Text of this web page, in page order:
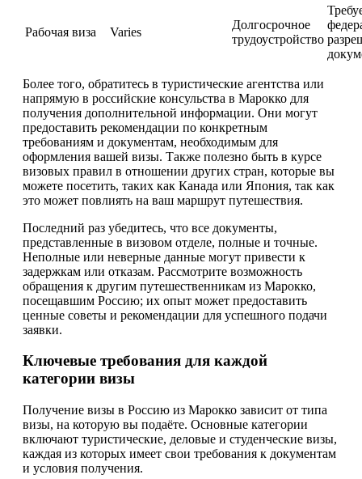
Рабочая виза Varies
Долгосрочное
трудоустройство
Более того, обратитесь в туристические агентства или
напрямую в российские консульства в Марокко для
получения дополнительной информации. Они могут
предоставить рекомендации по конкретным
требованиям и документам, необходимым для
оформления вашей визы. Также полезно быть в курсе
визовых правил в отношении других стран, которые вы
можете посетить, таких как Канада или Япония, так как
это может повлиять на ваш маршрут путешествия.
Последний раз убедитесь, что все документы,
представленные в визовом отделе, полные и точные.
Неполные или неверные данные могут привести к
задержкам или отказам. Рассмотрите возможность
обращения к другим путешественникам из Марокко,
посещавшим Россию; их опыт может предоставить
ценные советы и рекомендации для успешного подачи
заявки.
Ключевые требования для каждой
категории визы
Получение визы в Россию из Марокко зависит от типа
визы, на которую вы подаёте. Основные категории
включают туристические, деловые и студенческие визы,
каждая из которых имеет свои требования к документам
и условия получения.